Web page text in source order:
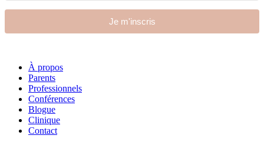
Je m'inscris
À propos
Parents
Professionnels
Conférences
Blogue
Clinique
Contact